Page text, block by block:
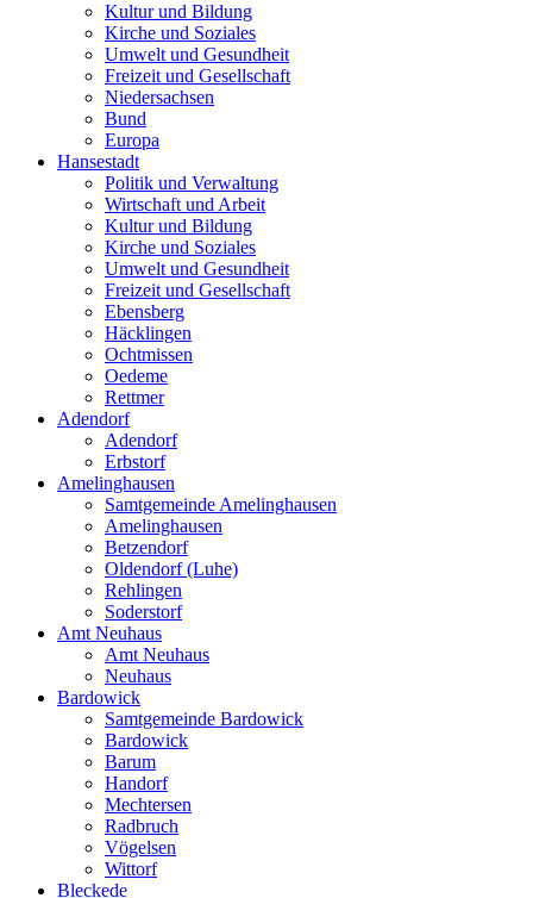
Kultur und Bildung
Kirche und Soziales
Umwelt und Gesundheit
Freizeit und Gesellschaft
Niedersachsen
Bund
Europa
Hansestadt
Politik und Verwaltung
Wirtschaft und Arbeit
Kultur und Bildung
Kirche und Soziales
Umwelt und Gesundheit
Freizeit und Gesellschaft
Ebensberg
Häcklingen
Ochtmissen
Oedeme
Rettmer
Adendorf
Adendorf
Erbstorf
Amelinghausen
Samtgemeinde Amelinghausen
Amelinghausen
Betzendorf
Oldendorf (Luhe)
Rehlingen
Soderstorf
Amt Neuhaus
Amt Neuhaus
Neuhaus
Bardowick
Samtgemeinde Bardowick
Bardowick
Barum
Handorf
Mechtersen
Radbruch
Vögelsen
Wittorf
Bleckede